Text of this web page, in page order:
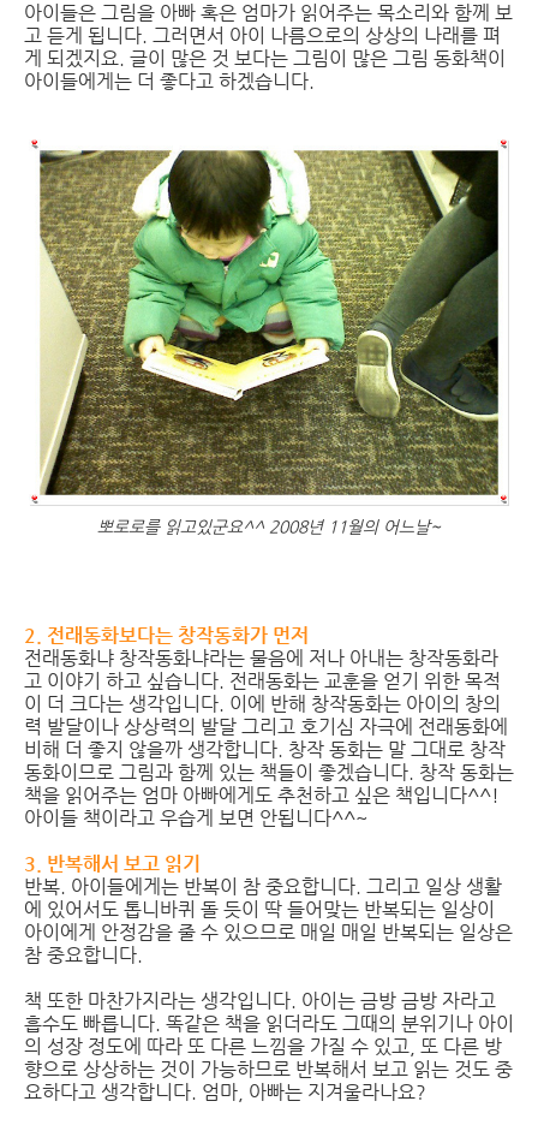
아이들은 그림을 아빠 혹은 엄마가 읽어주는 목소리와 함께 보
고 듣게 됩니다. 그러면서 아이 나름으로의 상상의 나래를 펴
게 되겠지요. 글이 많은 것 보다는 그림이 많은 그림 동화책이
아이들에게는 더 좋다고 하겠습니다.
뽀로로를 읽고있군요^^ 2008년 11월의 어느날~
2. 전래동화보다는 창작동화가 먼저
전래동화냐 창작동화냐라는 물음에 저나 아내는 창작동화라
고 이야기 하고 싶습니다. 전래동화는 교훈을 얻기 위한 목적
이 더 크다는 생각입니다. 이에 반해 창작동화는 아이의 창의
력 발달이나 상상력의 발달 그리고 호기심 자극에 전래동화에
비해 더 좋지 않을까 생각합니다. 창작 동화는 말 그대로 창작
동화이므로 그림과 함께 있는 책들이 좋겠습니다. 창작 동화는
책을 읽어주는 엄마 아빠에게도 추천하고 싶은 책입니다^^!
아이들 책이라고 우습게 보면 안됩니다^^~
3. 반복해서 보고 읽기
반복. 아이들에게는 반복이 참 중요합니다. 그리고 일상 생활
에 있어서도 톱니바퀴 돌 듯이 딱 들어맞는 반복되는 일상이
아이에게 안정감을 줄 수 있으므로 매일 매일 반복되는 일상은
참 중요합니다.
책 또한 마찬가지라는 생각입니다. 아이는 금방 금방 자라고
흡수도 빠릅니다. 똑같은 책을 읽더라도 그때의 분위기나 아이
의 성장 정도에 따라 또 다른 느낌을 가질 수 있고, 또 다른 방
향으로 상상하는 것이 가능하므로 반복해서 보고 읽는 것도 중
요하다고 생각합니다. 엄마, 아빠는 지겨울라나요?